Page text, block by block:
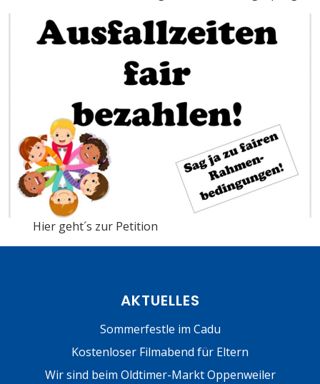
Hier geht´s zur Petition
AKTUELLES
Sommerfestle im Cadu
Kostenloser Filmabend für Eltern
Wir sind beim Oldtimer-Markt Oppenweiler